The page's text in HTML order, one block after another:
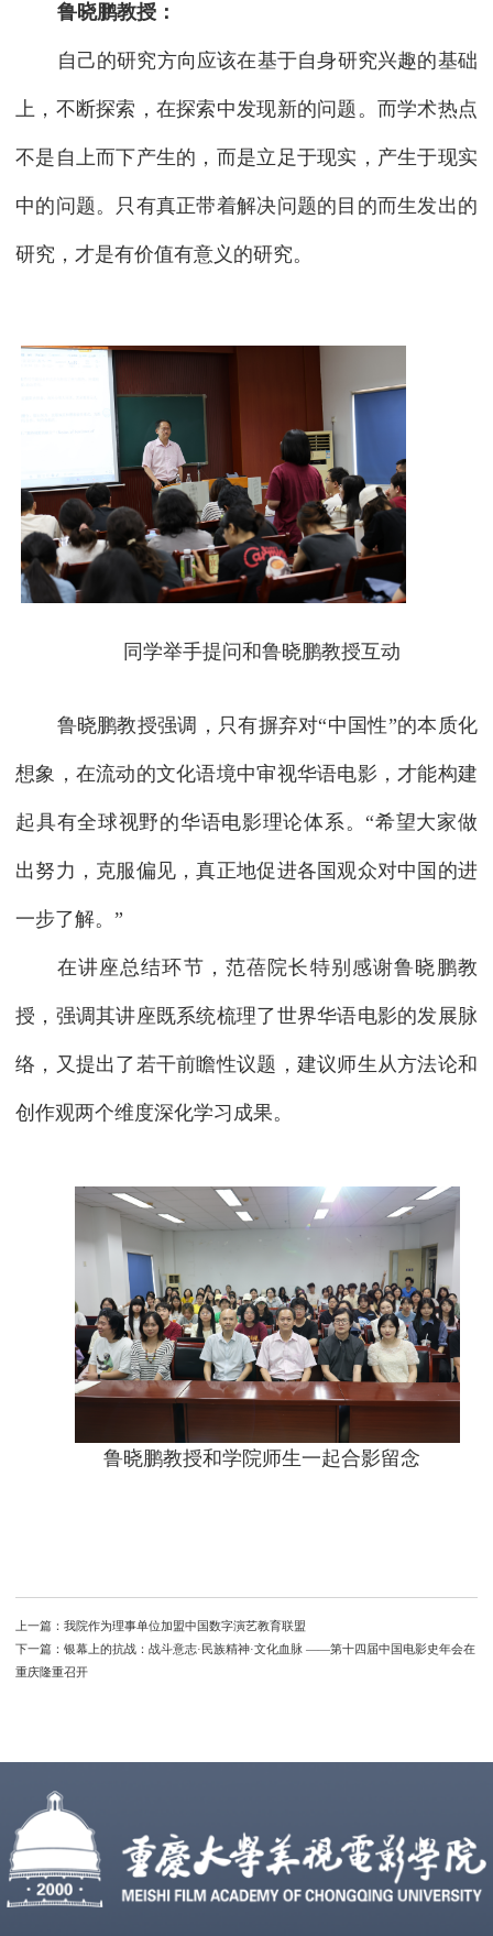
鲁晓鹏教授：
自己的研究方向应该在基于自身研究兴趣的基础
上，不断探索，在探索中发现新的问题。而学术热点
不是自上而下产生的，而是立足于现实，产生于现实
中的问题。只有真正带着解决问题的目的而生发出的
研究，才是有价值有意义的研究。
同学举手提问和鲁晓鹏教授互动
鲁晓鹏教授强调，只有摒弃对“中国性”的本质化
想象，在流动的文化语境中审视华语电影，才能构建
起具有全球视野的华语电影理论体系。“希望大家做
出努力，克服偏见，真正地促进各国观众对中国的进
一步了解。”
在讲座总结环节，范蓓院长特别感谢鲁晓鹏教
授，强调其讲座既系统梳理了世界华语电影的发展脉
络，又提出了若干前瞻性议题，建议师生从方法论和
创作观两个维度深化学习成果。
鲁晓鹏教授和学院师生一起合影留念
上一篇：我院作为理事单位加盟中国数字演艺教育联盟
下一篇：银幕上的抗战：战斗意志·民族精神·文化血脉 ——第十四届中国电影史年会在
重庆隆重召开